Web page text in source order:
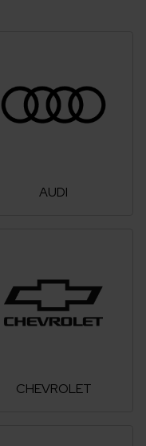
AUDI
CHEVROLET